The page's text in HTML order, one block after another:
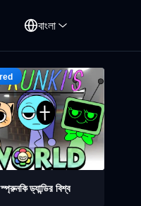
বাংলা
স্প্রুনকি ড্যান্ডির বিশ্ব